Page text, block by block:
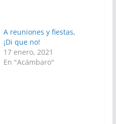
A reuniones y fiestas,
¡Di que no!
17 enero, 2021
En "Acámbaro"